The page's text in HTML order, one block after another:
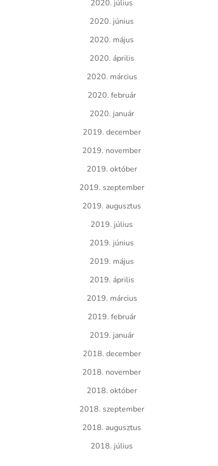
2020. július
2020. június
2020. május
2020. április
2020. március
2020. február
2020. január
2019. december
2019. november
2019. október
2019. szeptember
2019. augusztus
2019. július
2019. június
2019. május
2019. április
2019. március
2019. február
2019. január
2018. december
2018. november
2018. október
2018. szeptember
2018. augusztus
2018. július